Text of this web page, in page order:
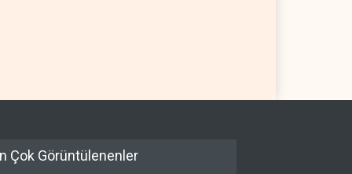
Çok Görüntülenenler